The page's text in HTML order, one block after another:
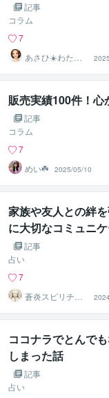
記事
コラム
7
あさひ☀️わたし
なんて…を手放
す生き方へ
販売実績100件！心
記事
コラム
7
めい☘️
2025/05/10
家族や友人との絆
に大切なコミュニ
記事
占い
7
蒼炎スピリチュ
アルカウンセラ
ー
ココナラでとんで
しまった話
記事
占い